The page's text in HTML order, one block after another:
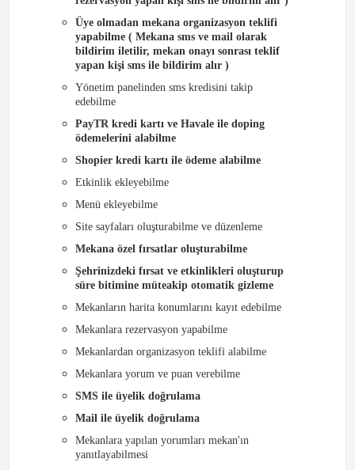
Üye olmadan mekana organizasyon teklifi
yapabilme ( Mekana sms ve mail olarak
bildirim iletilir, mekan onayı sonrası teklif
yapan kişi sms ile bildirim alır )
Yönetim panelinden sms kredisini takip
edebilme
PayTR kredi kartı ve Havale ile doping
ödemelerini alabilme
Shopier kredi kartı ile ödeme alabilme
Etkinlik ekleyebilme
Menü ekleyebilme
Site sayfaları oluşturabilme ve düzenleme
Mekana özel fırsatlar oluşturabilme
Şehrinizdeki fırsat ve etkinlikleri oluşturup
süre bitimine müteakip otomatik gizleme
Mekanların harita konumlarını kayıt edebilme
Mekanlara rezervasyon yapabilme
Mekanlardan organizasyon teklifi alabilme
Mekanlara yorum ve puan verebilme
SMS ile üyelik doğrulama
Mail ile üyelik doğrulama
Mekanlara yapılan yorumları mekan'ın
yanıtlayabilmesi